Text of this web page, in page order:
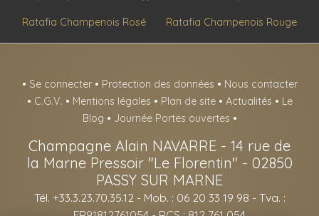
Ratafia Champenois Rosé Ratafia Champenois Rouge
• Se connecter • Protection des données • Nous contacter
• C.G.V. • Mentions légales • Plan de site • Actualités • Le
Blog • Journée Portes ouvertes •
Champagne Alain NAVARRE - 14 rue de
la Marne Pressoir "Le Florentin" - 02850
PASSY SUR MARNE
Tél. +33.3.23.70.35.12 - Mob. : 06 20 33 19 98 - Tva. :